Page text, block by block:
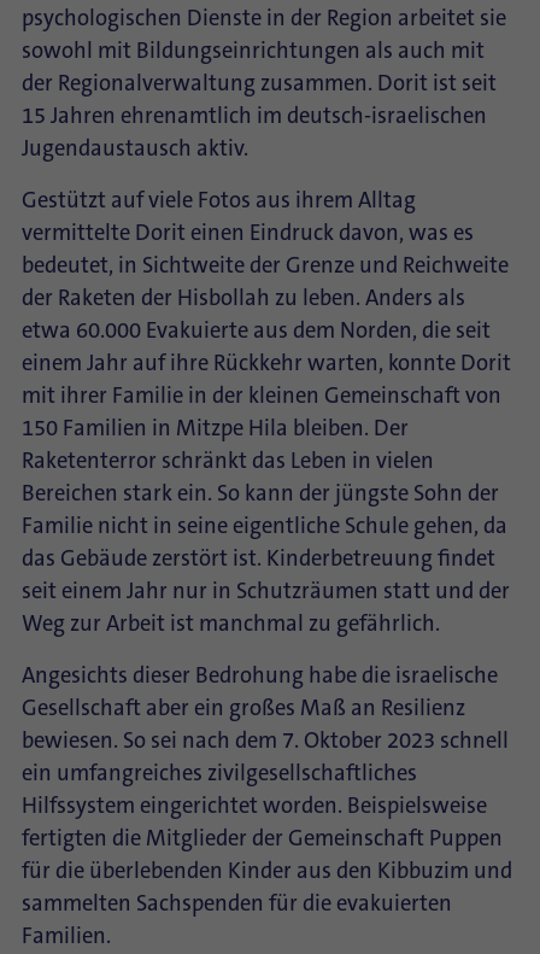
psychologischen Dienste in der Region arbeitet sie
sowohl mit Bildungseinrichtungen als auch mit
der Regionalverwaltung zusammen. Dorit ist seit
15 Jahren ehrenamtlich im deutsch-israelischen
Jugendaustausch aktiv.
Gestützt auf viele Fotos aus ihrem Alltag
vermittelte Dorit einen Eindruck davon, was es
bedeutet, in Sichtweite der Grenze und Reichweite
der Raketen der Hisbollah zu leben. Anders als
etwa 60.000 Evakuierte aus dem Norden, die seit
einem Jahr auf ihre Rückkehr warten, konnte Dorit
mit ihrer Familie in der kleinen Gemeinschaft von
150 Familien in Mitzpe Hila bleiben. Der
Raketenterror schränkt das Leben in vielen
Bereichen stark ein. So kann der jüngste Sohn der
Familie nicht in seine eigentliche Schule gehen, da
das Gebäude zerstört ist. Kinderbetreuung findet
seit einem Jahr nur in Schutzräumen statt und der
Weg zur Arbeit ist manchmal zu gefährlich.
Angesichts dieser Bedrohung habe die israelische
Gesellschaft aber ein großes Maß an Resilienz
bewiesen. So sei nach dem 7. Oktober 2023 schnell
ein umfangreiches zivilgesellschaftliches
Hilfssystem eingerichtet worden. Beispielsweise
fertigten die Mitglieder der Gemeinschaft Puppen
für die überlebenden Kinder aus den Kibbuzim und
sammelten Sachspenden für die evakuierten
Familien.